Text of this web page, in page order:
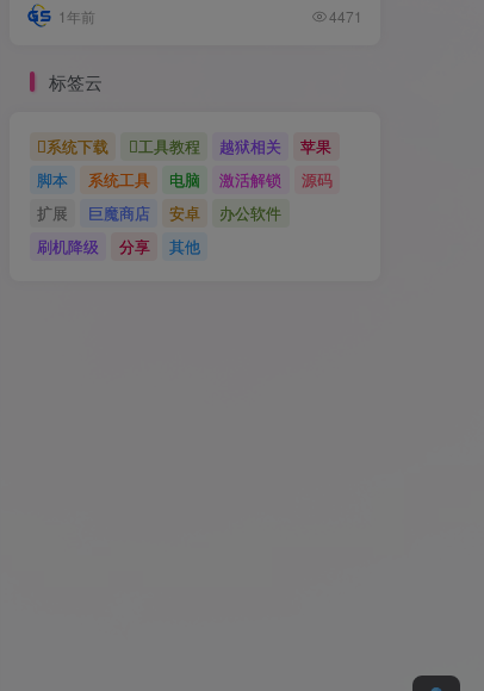
黑苹果必备：Intel核显platform ID整理及smbios速查表
1年前 4471
标签云
系统下载 工具教程 越狱相关
苹果
脚本
系统工具 电脑 激活解锁
源码
扩展
巨魔商店 安卓
办公软件
刷机降级
分享 其他